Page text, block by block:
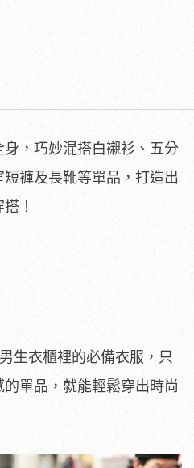
，巧妙混搭白襯衫、五分
褲及長靴等單品，打造出
！
生衣櫃裡的必備衣服，只
單品，就能輕鬆穿出時尚